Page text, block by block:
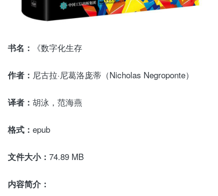
书名： 《数字化生存
作者： 尼古拉·尼葛洛庞蒂（Nicholas Negroponte）
译者： 胡泳，范海燕
格式： epub
文件大小： 74.89 MB
内容简介：